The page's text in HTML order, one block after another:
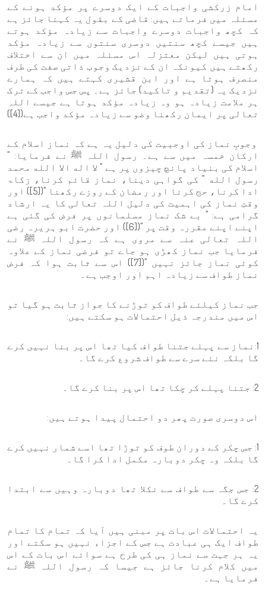
امام زرکشی واجبات کے ایک دوسرے پر مؤکد ہونے کے
مسئلہ میں فرماتے ہیں: قاضی کے بقول یہ کہنا جائز ہے
کہ کچھ واجبات دوسرے واجبات سے زیادہ مؤکد ہوتے
ہیں جیسے کچھ سنتیں دوسری سنتوں سے زیادہ مؤکد
ہوتی ہیں لیکن معتزلہ اس مسئلہ میں ان سے اختلاف
رکھتے ہیں کیونکہ ان کے نزدیک وجوب ذاتی صفت کی طرف
منصرف ہوتا ہے اور ابن قشیری کہتے ہیں کہ ہمارے
نزدیک یہ (تقدیم و تاکید) جائز ہے۔ پس جس واجب کے ترک
ہر ملامت زیادہ ہو وہ زیادہ مؤکد ہوتا ہے جیسے اللہ
تعالی پر ایمان رکھنا وضو سے زیادہ مؤکد واجب ہے([4])
وجوبِ نماز کی اوجبیت کی دلیل یہ ہے کہ نماز اسلام کے
ارکان خمسہ میں سے ہے۔ رسول اللہ ﷺ نے فرمایا: "
اسلام کی بنیاد پانچ چیزوں پر ہے " لا اله الا الله محمد
رسول الله " کی گواہی دینا، نماز قائم کرنا، زکاۃ
ادا کرنا، حج کرنا اور رمضان کے روزے رکھنا "([5]) اور
وقتِ نماز کی اہمیت کی دلیل اللہ تعالی کا یہ ارشاد
گرامی ہے: " بے شک نماز مسلمانوں پر فرض کی گئی ہے
اپنے اپنے مقررہ وقت پر "([6]) اور حضرت ابو ہریرہ رضی
اللہ تعالی عنہ سے مروی ہے کہ رسول اللہ ﷺ نے
فرمایا جب نماز کھڑی ہو جاے تو فرضی نماز کے علاوہ
کوئی نماز جائز نہیں "([7]) اس سے ثابت ہوا کہ فرض
نماز طواف سے زیادہ اہم اور اوجب ہے۔
جب نماز کیلئے طواف کو توڑنے کا جواز ثابت ہو گیا تو
اس میں مندرجہ ذیل احتمالات ہو سکتے ہیں:
1:نماز سے پہلے جتنا طواف کیا تھا اس پر بنا نہیں کرے
گا بلکہ نئے سرے سے طواف شروع کرے گا۔
2: جتنا پہلے کر چکا تھا اس پر بنا کرے گا۔
اس دوسری صورت پھر دو احتمال پیدا ہوتے ہیں:
1: جس چکر کے دوران طوف کو توڑا تھا اسے شمار نہیں کرے
گا بلکہ وہ چکر دوبارہ مکمل ادا کرا گا۔
2: جس جگہ سے طواف سے نکلا تھا دوبارہ وہیں سے ابتدا
کرے گا۔
یہ احتمالات اس بات پر مبنی ہیں آیا کہ تمام کا تمام
طواف ایک ہی عبادت ہے جس کے اجزاء نہیں ہو سکتے اور
یہ ہر جہت سے نماز ہی کی طرح ہے سوائے اس بات کے اس
میں کلام کرنا جائز ہے جیسا کہ رسول اللہ ﷺ نے
فرمایا ہے۔